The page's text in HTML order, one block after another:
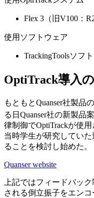
Flex 3（旧V100：
使用ソフトウェア
TrackingToolsソフ
OptiTrack導入
もともとQuanser社製品
る日Quanser社の新製品
律制御でOptiTrackが使
当時学生が研究してい
ることを検討し始めた。
Quanser website
上記ではフィードバッ
される倒立振子をエン